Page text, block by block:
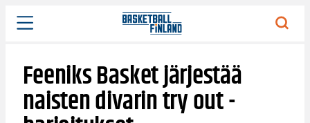
Siirry
sisältöön
Feeniks Basket järjestää
naisten divarin try out -